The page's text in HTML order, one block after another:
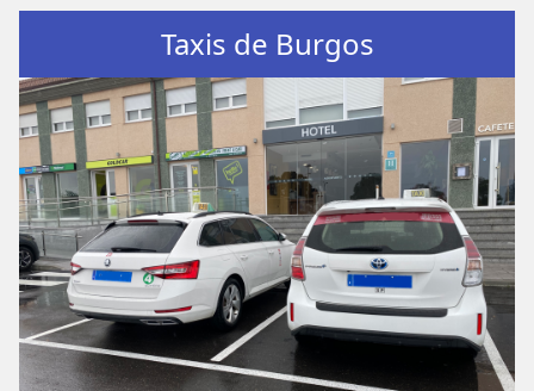
Taxis de Burgos